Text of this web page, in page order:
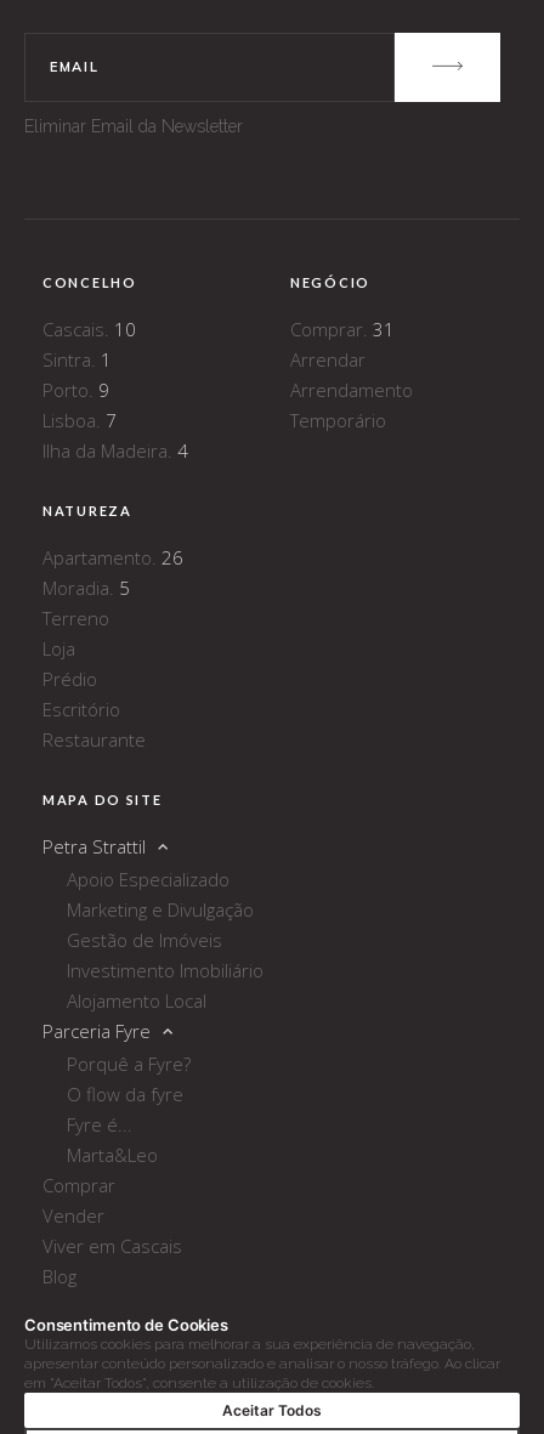
Eliminar Email da Newsletter
CONCELHO
Cascais. 10
Sintra. 1
Porto. 9
Lisboa. 7
Ilha da Madeira. 4
NEGÓCIO
Comprar. 31
Arrendar
Arrendamento
Temporário
NATUREZA
Apartamento. 26
Moradia. 5
Terreno
Loja
Prédio
Escritório
Restaurante
MAPA DO SITE
Petra Strattil
Apoio Especializado
Marketing e Divulgação
Gestão de Imóveis
Investimento Imobiliário
Alojamento Local
Parceria Fyre
Porquê a Fyre?
O flow da fyre
Fyre é...
Marta&Leo
Comprar
Vender
Viver em Cascais
Blog
Livro de Reclamações
© PETRA STRATTIL 2026
Consentimento de Cookies
Utilizamos cookies para melhorar a sua experiência de navegação,
apresentar conteúdo personalizado e analisar o nosso tráfego. Ao clicar
em "Aceitar Todos", consente a utilização de cookies.
Aceitar Todos